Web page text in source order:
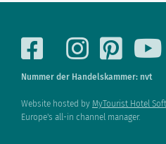
Nummer der Handelskammer: nvt
Website hosted by MyTourist Hotel
Europe's all-in channel manager.